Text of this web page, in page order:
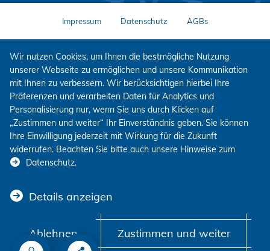
Impressum Datenschutz AGBs
Wir nutzen Cookies, um Ihnen die bestmögliche Nutzung
unserer Webseite zu ermöglichen und unsere Kommunikation
mit Ihnen zu verbessern. Wir berücksichtigen hierbei Ihre
Präferenzen und verarbeiten Daten für Analytics und
Personalisierung nur, wenn Sie uns durch Klicken auf
„Zustimmen und weiter“ Ihr Einverständnis geben. Sie können
Ihre Einwilligung jederzeit mit Wirkung für die Zukunft
widerrufen. Beachten Sie bitte auch unsere Hinweise zum
Datenschutz.
Details anzeigen
Ablehnen Zustimmen und weiter